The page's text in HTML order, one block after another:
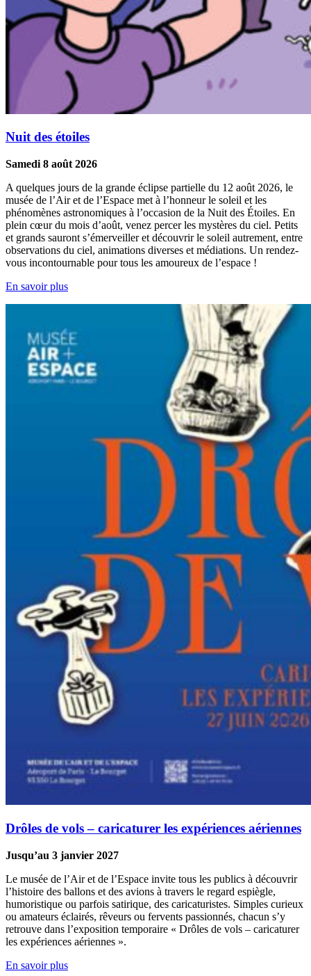
Nuit des étoiles
Samedi 8 août 2026
A quelques jours de la grande éclipse partielle du 12 août 2026, le
musée de l’Air et de l’Espace met à l’honneur le soleil et les
phénomènes astronomiques à l’occasion de la Nuit des Étoiles. En
plein cœur du mois d’août, venez percer les mystères du ciel. Petits
et grands sauront s’émerveiller et découvrir le soleil autrement, entre
observations du ciel, animations diverses et médiations. Un rendez-
vous incontournable pour tous les amoureux de l’espace !
En savoir plus
Drôles de vols – caricaturer les expériences aériennes
Jusqu’au 3 janvier 2027
Le musée de l’Air et de l’Espace invite tous les publics à découvrir
l’histoire des ballons et des avions à travers le regard espiègle,
humoristique ou parfois satirique, des caricaturistes. Simples curieux
ou amateurs éclairés, rêveurs ou fervents passionnés, chacun s’y
retrouve dans l’exposition temporaire « Drôles de vols – caricaturer
les expériences aériennes ».
En savoir plus